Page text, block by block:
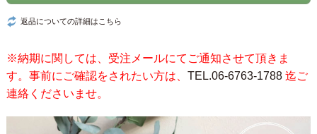
返品についての詳細はこちら
※納期に関しては、受注メールにてご通知させて頂きま
す。事前にご確認をされたい方は、 TEL.06-6763-1788迄ご
連絡くださいませ。